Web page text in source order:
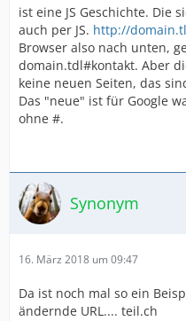
ist eine JS Geschichte. Die
auch per JS. http://
Browser also nach unten,
domain.tdl#kontakt. Aber
keine neuen Seiten, das
Das "neue" ist für Google
ohne #.
Synonym
16. März 2018 um 09:47
Da ist noch mal so ein
ändernde URL.... teil.ch